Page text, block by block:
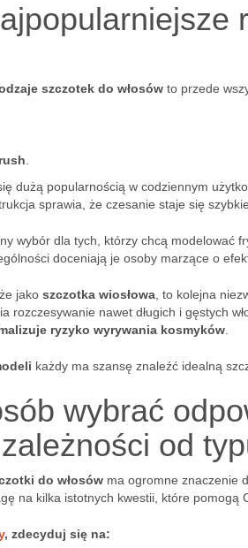
szczotek do włosów to przede
dużą popularnością w codziennym
sprawia, że czesanie staje się
wybór dla tych, którzy chcą modelować
doceniają je osoby marzące o
jako szczotka wiosłowa , to kolejna
rozczesywanie nawet długich i gęstych
ryzyko wyrywania kosmyków
każdy ma szansę znaleźć idealną
wybrać
od
do włosów ma ogromne znaczenie
na kilka istotnych kwestii, które pomogą
, zdecyduj się na: